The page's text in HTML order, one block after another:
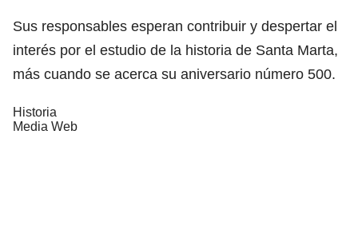
Sus responsables esperan contribuir y despertar el
interés por el estudio de la historia de Santa Marta,
más cuando se acerca su aniversario número 500.
Historia
Media Web